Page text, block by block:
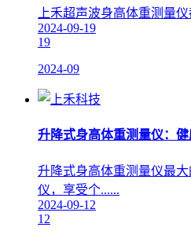
上禾超声波身高体重测量
2024-09-19
19
2024-09
升降式身高体重测量仪：
升降式身高体重测量仪最
仪，享受个......
2024-09-12
12